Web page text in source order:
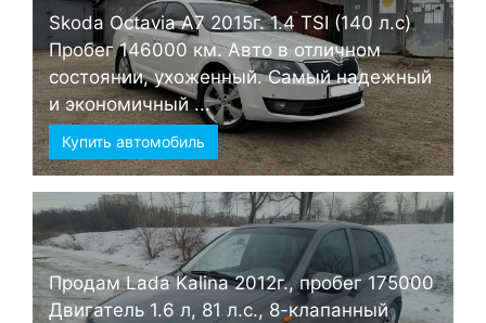
Skoda Octavia А7 2015г. 1.4 TSI (140 л.с)
Пробег 146000 км. Авто в отличном
состоянии, ухоженный. Самый надежный
и экономичный ...
Купить автомобиль
Продам Lada Kalina 2012г., пробег 175000
Двигатель 1.6 л, 81 л.с., 8-клапанный